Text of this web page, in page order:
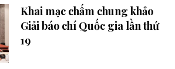
Khai mạc chấm chung khảo
Giải báo chí Quốc gia lần thứ
19